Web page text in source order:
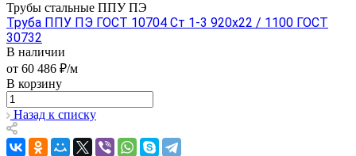
Трубы стальные ППУ ПЭ
Труба ППУ ПЭ ГОСТ 10704 Ст 1-3 920x22 / 1100 ГОСТ
30732
В наличии
от 60 486 ₽/м
В корзину
Назад к списку